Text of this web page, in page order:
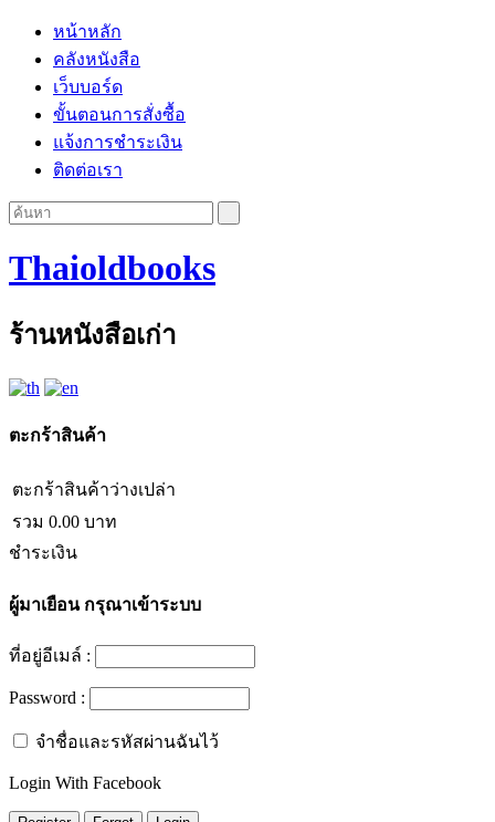
หน้าหลัก
คลังหนังสือ
เว็บบอร์ด
ขั้นตอนการสั่งซื้อ
แจ้งการชำระเงิน
ติดต่อเรา
Thaioldbooks
ร้านหนังสือเก่า
ตะกร้าสินค้า
ตะกร้าสินค้าว่างเปล่า
รวม 0.00 บาท
ชำระเงิน
ผู้มาเยือนกรุณาเข้าระบบ
ที่อยู่อีเมล์ :
Password :
จำชื่อและรหัสผ่านฉันไว้
Login With Facebook